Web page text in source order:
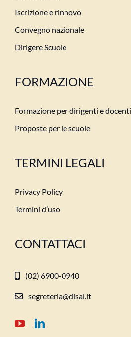
Iscrizione e rinnovo
Convegno nazionale
Dirigere Scuole
FORMAZIONE
Formazione per dirigenti e docenti
Proposte per le scuole
TERMINI LEGALI
Privacy Policy
Termini d’uso
CONTATTACI
(02) 6900-0940
segreteria@disal.it